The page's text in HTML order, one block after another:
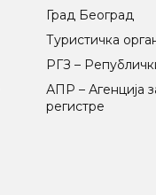
Град Београд
Туристичка
РГЗ –
АПР – Агенција
регистре